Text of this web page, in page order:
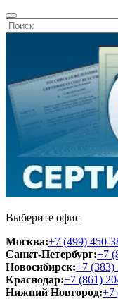
Выберите офис
Москва:+7 (499) 450-
Санкт-Петербург:+7
Новосибирск:+7 (383)
Краснодар:+7 (861)
Нижний Новгород:+7